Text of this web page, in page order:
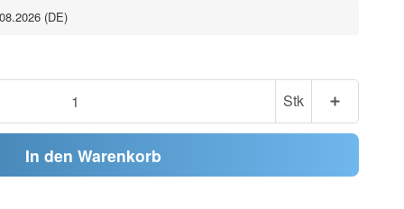
(DE)
Stk
In den Warenkorb